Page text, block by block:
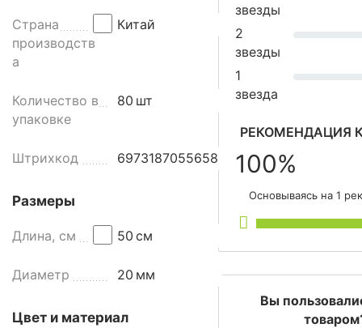
и
е
:
л
п
щ
в
х
р
и
Страна
производств
а
Китай
Количество в
упаковке
80 шт
Штрихкод 6973187055658
Размеры
Длина, см 50 см
Диаметр 20 мм
Цвет и материал
звезды
2
звезды
1
звезда
РЕКОМЕНДАЦИЯ
100%
Основываясь на 1
Вы